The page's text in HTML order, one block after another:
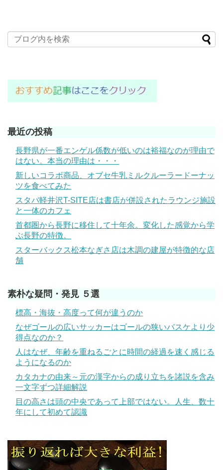
最近の投稿
長野県が一番エンゲル係数が低いのは裕福なのが理由で
はない。本当の理由は・・・
新しいコラボ商品、オブセ牛乳ミルクルーラードーナッ
ツを食べてみた
スタバ軽井沢T-SITE店は書店が併設されたラウンジ施設
と一体のカフェ
首都圏から長野に移住して十年余。変化した感覚から学
ぶ長野の特徴。
スターバックス松本なぎさ店は木調の建屋が特徴的な店
舗
素朴な疑問・発見 ５選
標高・海抜・高度って何が違うのか
なぜゴールの広いサッカーはゴールの狭いバスケより少
得点なのか？
人はなぜ、年齢を重ねるごとに時間の経過を速く感じる
ようになるのか
カタカナの由来～元の漢字からの成り立ちを諸説を含み
一文字ずつ詳細解説
目の高さは頭の中央であって上部ではない。人生、数十
年にして初めて認識